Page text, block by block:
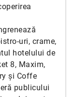
uri, crame,
hotelului de
8, Maxim,
și Coffe
publicului